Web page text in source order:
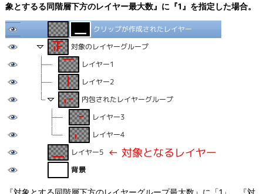
象とするる同階層下方のレイヤー最大数』に『1』を指定した場合。
『対象とする同階層下方のレイヤーグループ最大数』に「1」、『対